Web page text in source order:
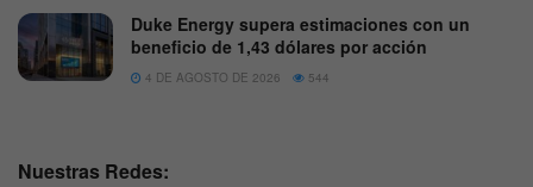
Duke Energy supera estimaciones con un
beneficio de 1,43 dólares por acción
4 DE AGOSTO DE 2026 544
Nuestras Redes: